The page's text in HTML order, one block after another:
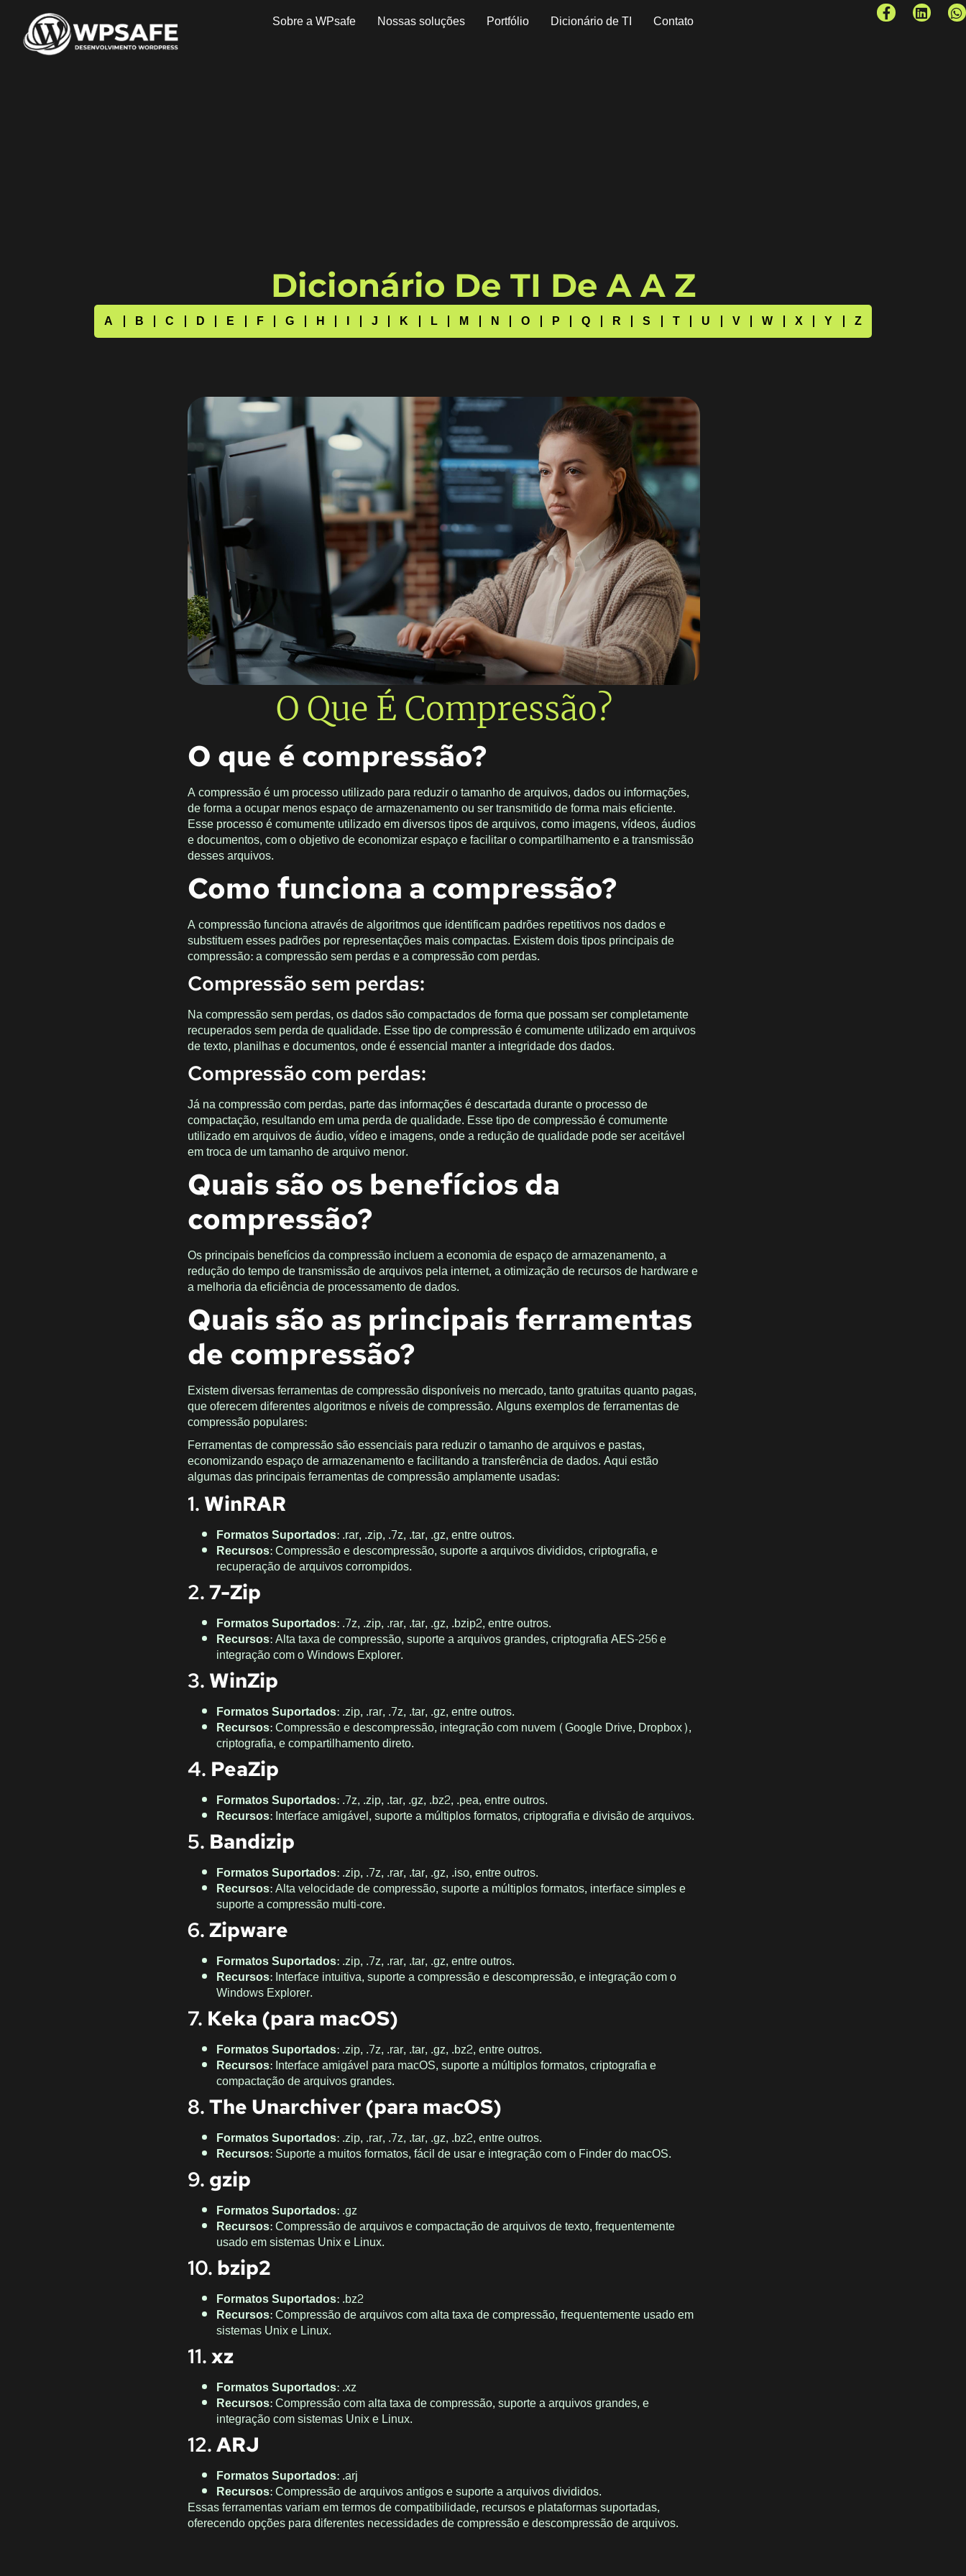
Sobre a WPsafe Nossas soluções Portfólio Dicionário de TI Contato
Dicionário De TI De A A Z
A B C D E F G H I J K L M N O P Q R S T U V W X Y Z
O Que É Compressão?
O que é compressão?
A compressão é um processo utilizado para reduzir o tamanho de arquivos, dados ou informações,
de forma a ocupar menos espaço de armazenamento ou ser transmitido de forma mais eficiente.
Esse processo é comumente utilizado em diversos tipos de arquivos, como imagens, vídeos, áudios
e documentos, com o objetivo de economizar espaço e facilitar o compartilhamento e a transmissão
desses arquivos.
Como funciona a compressão?
A compressão funciona através de algoritmos que identificam padrões repetitivos nos dados e
substituem esses padrões por representações mais compactas. Existem dois tipos principais de
compressão: a compressão sem perdas e a compressão com perdas.
Compressão sem perdas:
Na compressão sem perdas, os dados são compactados de forma que possam ser completamente
recuperados sem perda de qualidade. Esse tipo de compressão é comumente utilizado em arquivos
de texto, planilhas e documentos, onde é essencial manter a integridade dos dados.
Compressão com perdas:
Já na compressão com perdas, parte das informações é descartada durante o processo de
compactação, resultando em uma perda de qualidade. Esse tipo de compressão é comumente
utilizado em arquivos de áudio, vídeo e imagens, onde a redução de qualidade pode ser aceitável
em troca de um tamanho de arquivo menor.
Quais são os benefícios da
compressão?
Os principais benefícios da compressão incluem a economia de espaço de armazenamento, a
redução do tempo de transmissão de arquivos pela internet, a otimização de recursos de hardware e
a melhoria da eficiência de processamento de dados.
Quais são as principais ferramentas
de compressão?
Existem diversas ferramentas de compressão disponíveis no mercado, tanto gratuitas quanto pagas,
que oferecem diferentes algoritmos e níveis de compressão. Alguns exemplos de ferramentas de
compressão populares:
Ferramentas de compressão são essenciais para reduzir o tamanho de arquivos e pastas,
economizando espaço de armazenamento e facilitando a transferência de dados. Aqui estão
algumas das principais ferramentas de compressão amplamente usadas:
1. WinRAR
Formatos Suportados: .rar, .zip, .7z, .tar, .gz, entre outros.
Recursos: Compressão e descompressão, suporte a arquivos divididos, criptografia, e
recuperação de arquivos corrompidos.
2.7-Zip
Formatos Suportados: .7z, .zip, .rar, .tar, .gz, .bzip2, entre outros.
Recursos: Alta taxa de compressão, suporte a arquivos grandes, criptografia AES-256 e
integração com o Windows Explorer.
3. WinZip
Formatos Suportados: .zip, .rar, .7z, .tar, .gz, entre outros.
Recursos: Compressão e descompressão, integração com nuvem (Google Drive, Dropbox),
criptografia, e compartilhamento direto.
4. PeaZip
Formatos Suportados: .7z, .zip, .tar, .gz, .bz2, .pea, entre outros.
Recursos: Interface amigável, suporte a múltiplos formatos, criptografia e divisão de arquivos.
5. Bandizip
Formatos Suportados: .zip, .7z, .rar, .tar, .gz, .iso, entre outros.
Recursos: Alta velocidade de compressão, suporte a múltiplos formatos, interface simples e
suporte a compressão multi-core.
6.Zipware
Formatos Suportados: .zip, .7z, .rar, .tar, .gz, entre outros.
Recursos: Interface intuitiva, suporte a compressão e descompressão, e integração com o
Windows Explorer.
7. Keka (para macOS)
Formatos Suportados: .zip, .7z, .rar, .tar, .gz, .bz2, entre outros.
Recursos: Interface amigável para macOS, suporte a múltiplos formatos, criptografia e
compactação de arquivos grandes.
8.The Unarchiver (para macOS)
Formatos Suportados: .zip, .rar, .7z, .tar, .gz, .bz2, entre outros.
Recursos: Suporte a muitos formatos, fácil de usar e integração com o Finder do macOS.
9. gzip
Formatos Suportados: .gz
Recursos: Compressão de arquivos e compactação de arquivos de texto, frequentemente
usado em sistemas Unix e Linux.
10. bzip2
Formatos Suportados: .bz2
Recursos: Compressão de arquivos com alta taxa de compressão, frequentemente usado em
sistemas Unix e Linux.
11.xz
Formatos Suportados: .xz
Recursos: Compressão com alta taxa de compressão, suporte a arquivos grandes, e
integração com sistemas Unix e Linux.
12.ARJ
Formatos Suportados: .arj
Recursos: Compressão de arquivos antigos e suporte a arquivos divididos.
Essas ferramentas variam em termos de compatibilidade, recursos e plataformas suportadas,
oferecendo opções para diferentes necessidades de compressão e descompressão de arquivos.